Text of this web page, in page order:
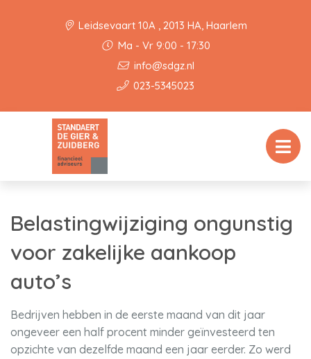
Leidsevaart 10A , 2013 HA, Haarlem
Ma - Vr 9:00 - 17:30
info@sdgz.nl
023-5345023
Belastingwijziging ongunstig
voor zakelijke aankoop
auto’s
Bedrijven hebben in de eerste maand van dit jaar
ongeveer een half procent minder geïnvesteerd ten
opzichte van dezelfde maand een jaar eerder. Zo werd